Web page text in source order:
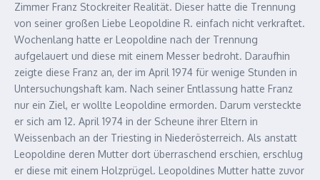
Zimmer Franz Stockreiter Realität. Dieser hatte die Trennung
von seiner großen Liebe Leopoldine R. einfach nicht verkraftet.
Wochenlang hatte er Leopoldine nach der Trennung
aufgelauert und diese mit einem Messer bedroht. Daraufhin
zeigte diese Franz an, der im April 1974 für wenige Stunden in
Untersuchungshaft kam. Nach seiner Entlassung hatte Franz
nur ein Ziel, er wollte Leopoldine ermorden. Darum versteckte
er sich am 12. April 1974 in der Scheune ihrer Eltern in
Weissenbach an der Triesting in Niederösterreich. Als anstatt
Leopoldine deren Mutter dort überraschend erschien, erschlug
er diese mit einem Holzprügel. Leopoldines Mutter hatte zuvor